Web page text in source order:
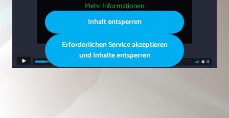
Mehr Informationen
Inhalt entsperren
Erforderlichen Service akzeptieren
und Inhalte entsperren